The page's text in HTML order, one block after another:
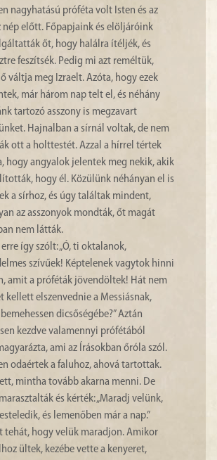
nagyhatású próféta volt Isten és az
nép előtt. Főpapjaink és elöljáróink
őt, hogy halálra ítéljék, és
feszítsék. Pedig mi azt reméltük,
váltja meg Izraelt. Azóta, hogy ezek
már három nap telt el, és néhány
tartozó asszony is megzavart
Hajnalban a sírnál voltak, de nem
ott a holttestét. Azzal a hírrel tértek
hogy angyalok jelentek meg nekik, akik
hogy él. Közülünk néhányan el is
a sírhoz, és úgy találtak mindent,
az asszonyok mondták, őt magát
nem látták.
erre így szólt: „Ó, ti oktalanok,
szívűek! Képtelenek vagytok hinni
amit a próféták jövendöltek! Hát nem
kellett elszenvednie a Messiásnak,
dicsőségébe?” Aztán
kezdve valamennyi prófétából
ami az Írásokban őróla szól.
odaértek a faluhoz, ahová tartottak.
mintha tovább akarna menni. De
és kérték: „Maradj velünk,
és lemenőben már a nap.”
tehát, hogy velük maradjon. Amikor
ültek, kezébe vette a kenyeret,